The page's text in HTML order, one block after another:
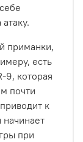
приманки,
есть
9, которая
почти
к
начинает
при